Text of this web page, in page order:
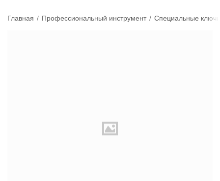
Главная / Профессиональный инструмент / Специальные ключи